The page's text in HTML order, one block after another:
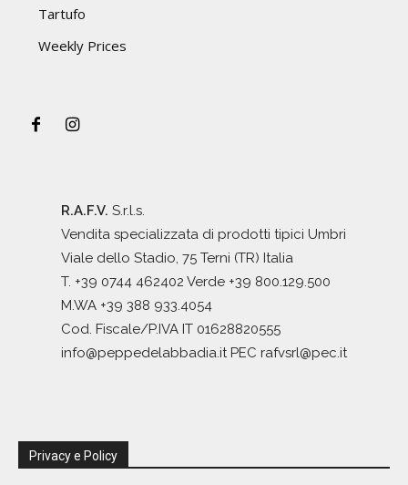
Tartufo
Weekly Prices
R.A.F.V. S.r.l.s.
Vendita specializzata di prodotti tipici Umbri
Viale dello Stadio, 75 Terni (TR) Italia
T. +39 0744 462402 Verde +39 800.129.500
M.WA +39 388 933.4054
Cod. Fiscale/P.IVA IT 01628820555
info@peppedelabbadia.it PEC rafvsrl@pec.it
Privacy e Policy